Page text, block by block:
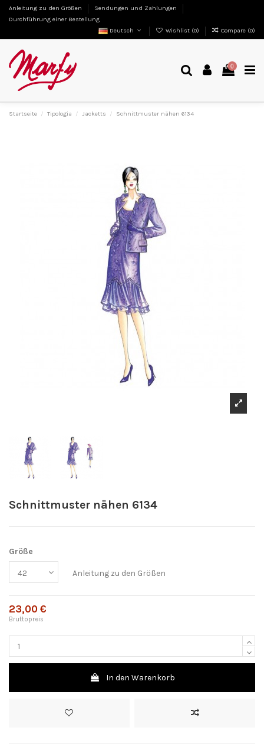
Anleitung zu den Größen
Sendungen und Zahlungen
Durchführung einer Bestellung
Deutsch
Wishlist (0) Compare (0)
0
Startseite Tipologia Jacketts Schnittmuster nähen 6134
Schnittmuster nähen 6134
Größe
Anleitung zu den Größen
23,00 €
Bruttopreis
In den Warenkorb